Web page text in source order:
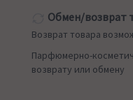
Обмен/возврат
Возврат товара
Парфюмерно-
возврату или обмену